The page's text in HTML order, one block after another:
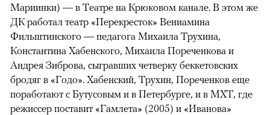
Мариинки) — в Театре на Крюковом канале. В этом же
ДК работал театр «Перекресток» Вениамина
Фильштинского — педагога Михаила Трухина,
Константина Хабенского, Михаила Пореченкова и
Андрея Зиброва, сыгравших четверку беккетовских
бродяг в «Годо». Хабенский, Трухин, Пореченков еще
поработают с Бутусовым и в Петербурге, и в МХТ, где
режиссер поставит «Гамлета» (2005) и «Иванова»